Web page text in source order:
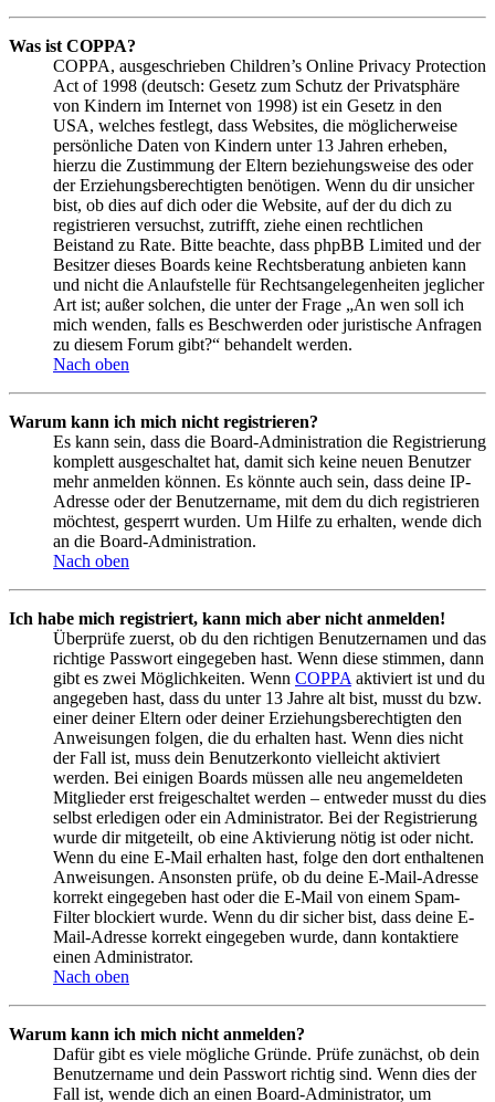
Was ist COPPA?
COPPA, ausgeschrieben Children’s Online Privacy Protection
Act of 1998 (deutsch: Gesetz zum Schutz der Privatsphäre
von Kindern im Internet von 1998) ist ein Gesetz in den
USA, welches festlegt, dass Websites, die möglicherweise
persönliche Daten von Kindern unter 13 Jahren erheben,
hierzu die Zustimmung der Eltern beziehungsweise des oder
der Erziehungsberechtigten benötigen. Wenn du dir unsicher
bist, ob dies auf dich oder die Website, auf der du dich zu
registrieren versuchst, zutrifft, ziehe einen rechtlichen
Beistand zu Rate. Bitte beachte, dass phpBB Limited und der
Besitzer dieses Boards keine Rechtsberatung anbieten kann
und nicht die Anlaufstelle für Rechtsangelegenheiten jeglicher
Art ist; außer solchen, die unter der Frage „An wen soll ich
mich wenden, falls es Beschwerden oder juristische Anfragen
zu diesem Forum gibt?“ behandelt werden.
Nach oben
Warum kann ich mich nicht registrieren?
Es kann sein, dass die Board-Administration die Registrierung
komplett ausgeschaltet hat, damit sich keine neuen Benutzer
mehr anmelden können. Es könnte auch sein, dass deine IP-
Adresse oder der Benutzername, mit dem du dich registrieren
möchtest, gesperrt wurden. Um Hilfe zu erhalten, wende dich
an die Board-Administration.
Nach oben
Ich habe mich registriert, kann mich aber nicht anmelden!
Überprüfe zuerst, ob du den richtigen Benutzernamen und das
richtige Passwort eingegeben hast. Wenn diese stimmen, dann
gibt es zwei Möglichkeiten. Wenn COPPA aktiviert ist und du
angegeben hast, dass du unter 13 Jahre alt bist, musst du bzw.
einer deiner Eltern oder deiner Erziehungsberechtigten den
Anweisungen folgen, die du erhalten hast. Wenn dies nicht
der Fall ist, muss dein Benutzerkonto vielleicht aktiviert
werden. Bei einigen Boards müssen alle neu angemeldeten
Mitglieder erst freigeschaltet werden – entweder musst du dies
selbst erledigen oder ein Administrator. Bei der Registrierung
wurde dir mitgeteilt, ob eine Aktivierung nötig ist oder nicht.
Wenn du eine E-Mail erhalten hast, folge den dort enthaltenen
Anweisungen. Ansonsten prüfe, ob du deine E-Mail-Adresse
korrekt eingegeben hast oder die E-Mail von einem Spam-
Filter blockiert wurde. Wenn du dir sicher bist, dass deine E-
Mail-Adresse korrekt eingegeben wurde, dann kontaktiere
einen Administrator.
Nach oben
Warum kann ich mich nicht anmelden?
Dafür gibt es viele mögliche Gründe. Prüfe zunächst, ob dein
Benutzername und dein Passwort richtig sind. Wenn dies der
Fall ist, wende dich an einen Board-Administrator, um